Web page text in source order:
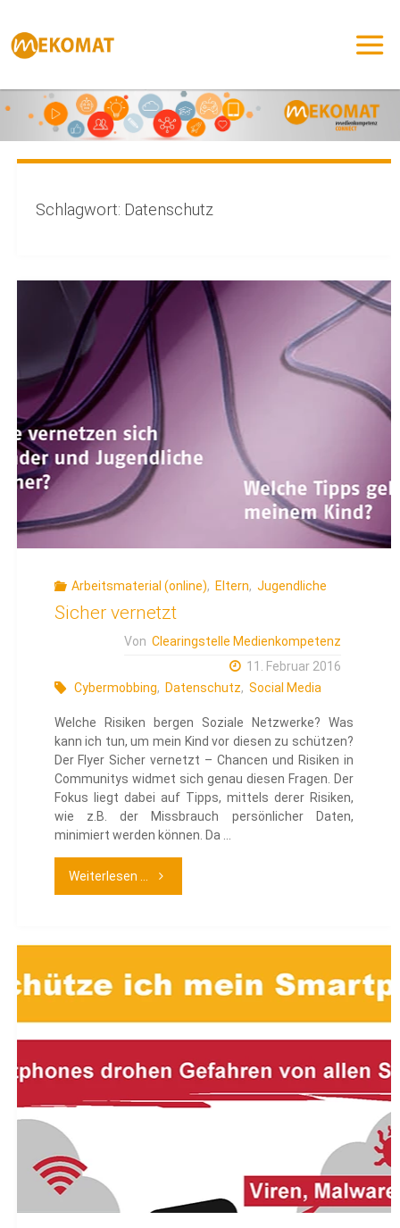
Inhalt
springen
Schlagwort: Datenschutz
Arbeitsmaterial (online), Eltern, Jugendliche
Sicher vernetzt
Von Clearingstelle Medienkompetenz
11. Februar 2016
Cybermobbing, Datenschutz, Social Media
Welche Risiken bergen Soziale Netzwerke? Was
kann ich tun, um mein Kind vor diesen zu schützen?
Der Flyer Sicher vernetzt – Chancen und Risiken in
Communitys widmet sich genau diesen Fragen. Der
Fokus liegt dabei auf Tipps, mittels derer Risiken,
wie z.B. der Missbrauch persönlicher Daten,
minimiert werden können. Da …
Weiterlesen ... "Sicher